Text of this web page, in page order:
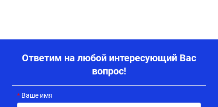
Ответим на любой интересующий Вас
вопрос!
Ваше имя